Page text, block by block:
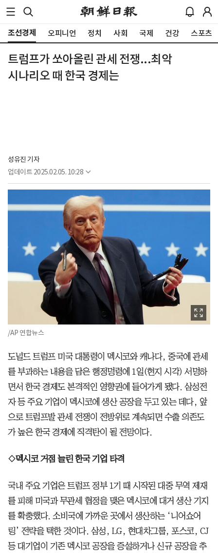
조선경제 오피니언 정치 사회 국제 건강 스포츠
트럼프가 쏘아올린 관세 전쟁...최악
시나리오 때 한국 경제는
성유진 기자
업데이트 2025.02.05. 10:28
/AP 연합뉴스
도널드 트럼프 미국 대통령이 멕시코와 캐나다, 중국에 관세
를 부과하는 내용을 담은 행정명령에 1일(현지 시각) 서명하
면서 한국 경제도 본격적인 영향권에 들어가게 됐다. 삼성전
자 등 주요 기업이 멕시코에 생산 공장을 두고 있는 데다, 앞
으로 트럼프발 관세 전쟁이 전방위로 계속되면 수출 의존도
가 높은 한국 경제에 직격탄이 될 전망이다.
◇멕시코 거점 늘린 한국 기업 타격
국내 주요 기업은 트럼프 정부 1기 때 시작된 대중 무역 제재
를 피해 미국과 무관세 협정을 맺은 멕시코에 대거 생산 기지
를 확충했다. 소비국에 가까운 곳에서 생산하는 ‘니어쇼어
링’ 전략을 택한 것이다. 삼성, LG, 현대차그룹, 포스코, CJ
등 대기업이 기존 멕시코 공장을 증설하거나 신규 공장을 추